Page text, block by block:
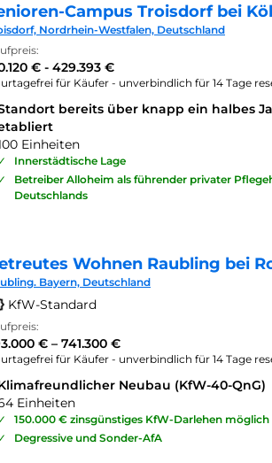
Campus Troisdorf bei
Nordrhein-Westfalen, Deutschland
€ - 429.393 €
für Käufer - unverbindlich für 14 Tage
bereits über knapp ein halbes
Einheiten
✓
Innerstädtische Lage
✓
Betreiber Alloheim als führender privater
Deutschlands
Wohnen Raubling bei
Bayern, Deutschland
KfW-Standard
€ – 741.300 €
für Käufer - unverbindlich für 14 Tage
Neubau (KfW-40-QnG)
Einheiten
✓
150.000 € zinsgünstiges KfW-Darlehen möglich
✓
Degressive und Sonder-AfA